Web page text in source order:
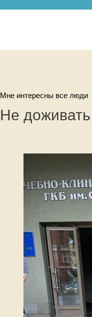
Мне интересны все люди
Не